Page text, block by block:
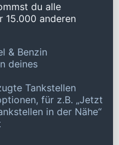
du alle
15.000 anderen
& Benzin
deines
Tankstellen
für z.B. „Jetzt
in der Nähe“